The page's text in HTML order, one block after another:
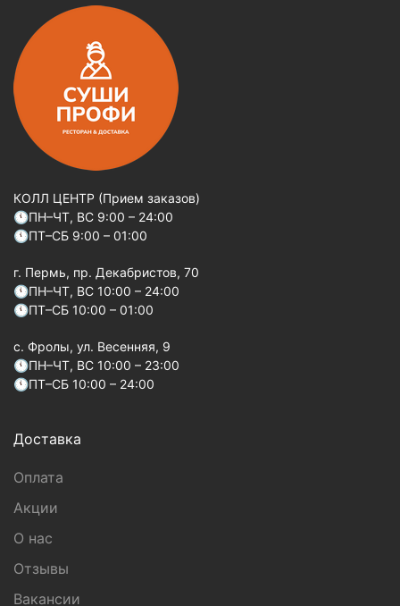
КОЛЛ ЦЕНТР (Прием заказов)
🕚ПН–ЧТ, ВС 9:00 – 24:00
🕚ПТ–СБ 9:00 – 01:00
г. Пермь, пр. Декабристов, 70
🕚ПН–ЧТ, ВС 10:00 – 24:00
🕚ПТ–СБ 10:00 – 01:00
c. Фролы, ул. Весенняя, 9
🕚ПН–ЧТ, ВС 10:00 – 23:00
🕚ПТ–СБ 10:00 – 24:00
Доставка
Оплата
Акции
О нас
Отзывы
Вакансии